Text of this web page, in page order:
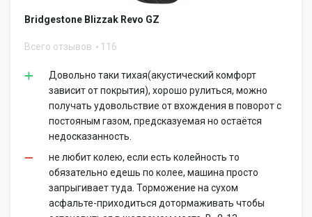
Bridgestone Blizzak Revo GZ
Всего отзывов 116
Довольно таки тихая(акустический комфорт
зависит от покрытия), хорошо рулиться, можно
получать удовольствие от вхождения в поворот с
постояным газом, предсказуемая но остаётся
недосказанность.
не любит колею, если есть колейность то
обязательно едешь по колее, машина просто
запрыгивает туда. Торможение на сухом
асфальте-приходиться дотормаживать чтобы